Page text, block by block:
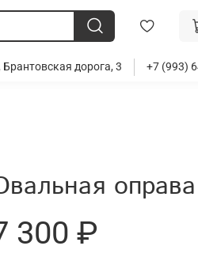
дорога, 3 +7 (993)
300 ₽